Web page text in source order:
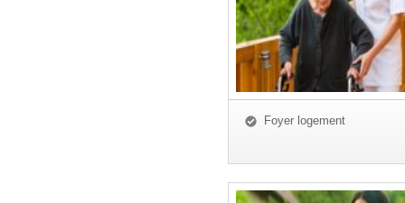
Foyer logement